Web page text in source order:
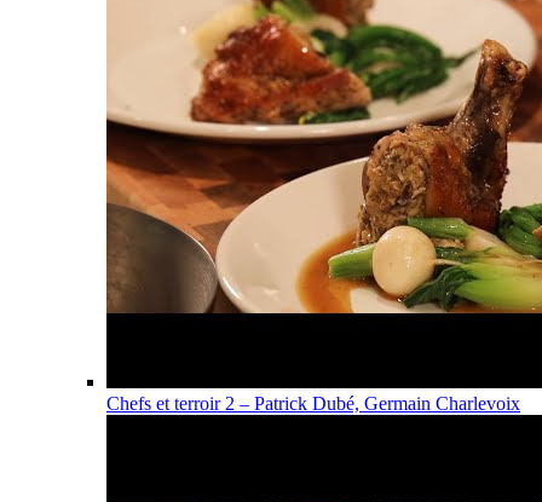
Chefs et terroir 2 – Patrick Dubé, Germain Charlevoix